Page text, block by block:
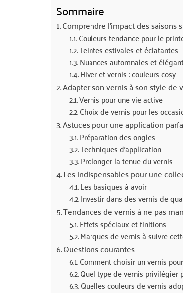
Sommaire
Comprendre l’impact des saisons
Couleurs tendance pour le
Teintes estivales et éclatantes
Nuances automnales et
Hiver et vernis : couleurs cosy
Adapter son vernis à son style de
Vernis pour une vie active
Choix de vernis pour les
Astuces pour une application
Préparation des ongles
Techniques d’application
Prolonger la tenue du vernis
Les indispensables pour une
Les basiques à avoir
Investir dans des vernis de
Tendances de vernis à ne pas
Effets spéciaux et finitions
Marques de vernis à suivre
Questions courantes
Comment choisir un vernis
Quel type de vernis privilégier
Quelles couleurs de vernis